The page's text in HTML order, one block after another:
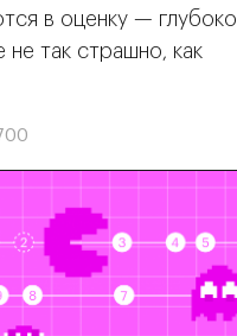
в оценку — глубоко
не так страшно, как